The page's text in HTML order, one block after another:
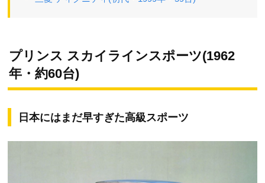
プリンス スカイラインスポーツ(1962
年・約60台)
日本にはまだ早すぎた高級スポーツ